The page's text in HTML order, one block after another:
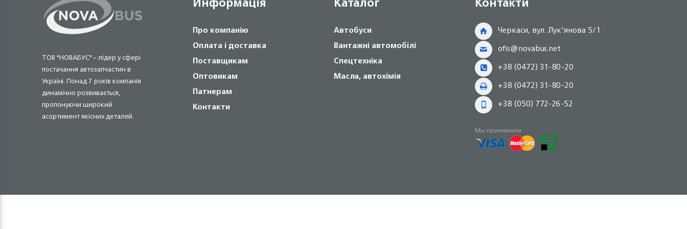
ТОВ "НОВАБУС" – лідер у сфері
постачання автозапчастин в
Україні. Понад 7 років компанія
динамічно розвивається,
пропонуючи широкий
асортимент якісних деталей.
Про компанію
Оплата і доставка
Поставщикам
Оптовикам
Патнерам
Контакти
Автобуси
Вантажні автомобілі
Спецтехніка
Масла, автохімія
Черкаси, вул. Лук'янова 5/1
ofis@novabus.net
+38 (0472) 31-80-20
+38 (0472) 31-80-20
+38 (050) 772-26-52
Мы принимаем